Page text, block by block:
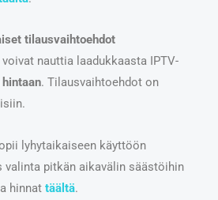
tilausvaihtoehdot
nauttia laadukkaasta IPTV-
. Tilausvaihtoehdot on
lyhytaikaiseen käyttöön
valinta pitkän aikavälin säästöihin
hinnat täältä.